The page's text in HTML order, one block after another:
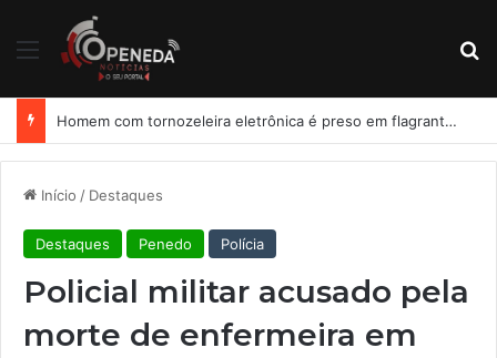
Menu
Homem com tornozeleira eletrônica é preso em flagrante por importunação sexual em condomínio de Arapiraca
Início / Destaques
Destaques Penedo Polícia
Policial militar acusado pela
morte de enfermeira em